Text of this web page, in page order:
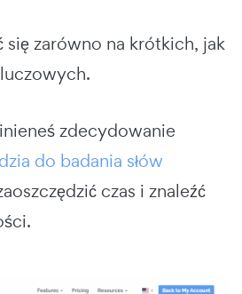
się zarówno na krótkich, jak
zdecydowanie
do badania słów
czas i znaleźć